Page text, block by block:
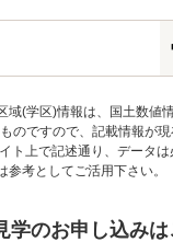
域(学区)情報は、国土数
のですので、記載情報が
ト上で記述通り、データ
考としてご活用下さい。
学のお申し込みは